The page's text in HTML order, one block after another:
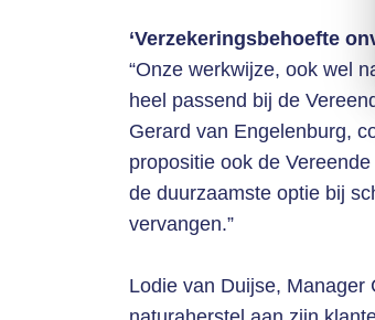
‘Verzekeringsbehoefte
“Onze werkwijze, ook wel
heel passend bij de
Gerard van Engelenburg,
propositie ook de
de duurzaamste optie bij
vervangen.”
Lodie van Duijse, Manager